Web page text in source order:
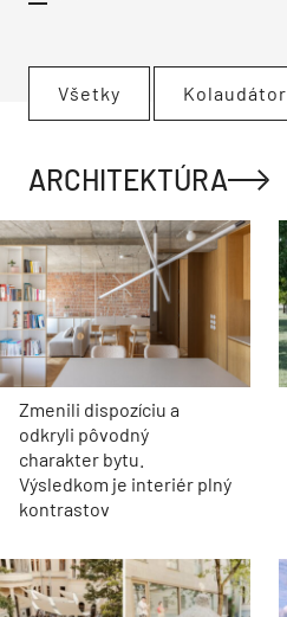
Všetky Kolaudátor
ARCHITEKTÚRA
Zmenili dispozíciu a
odkryli pôvodný
charakter bytu.
Výsledkom je interiér plný
kontrastov